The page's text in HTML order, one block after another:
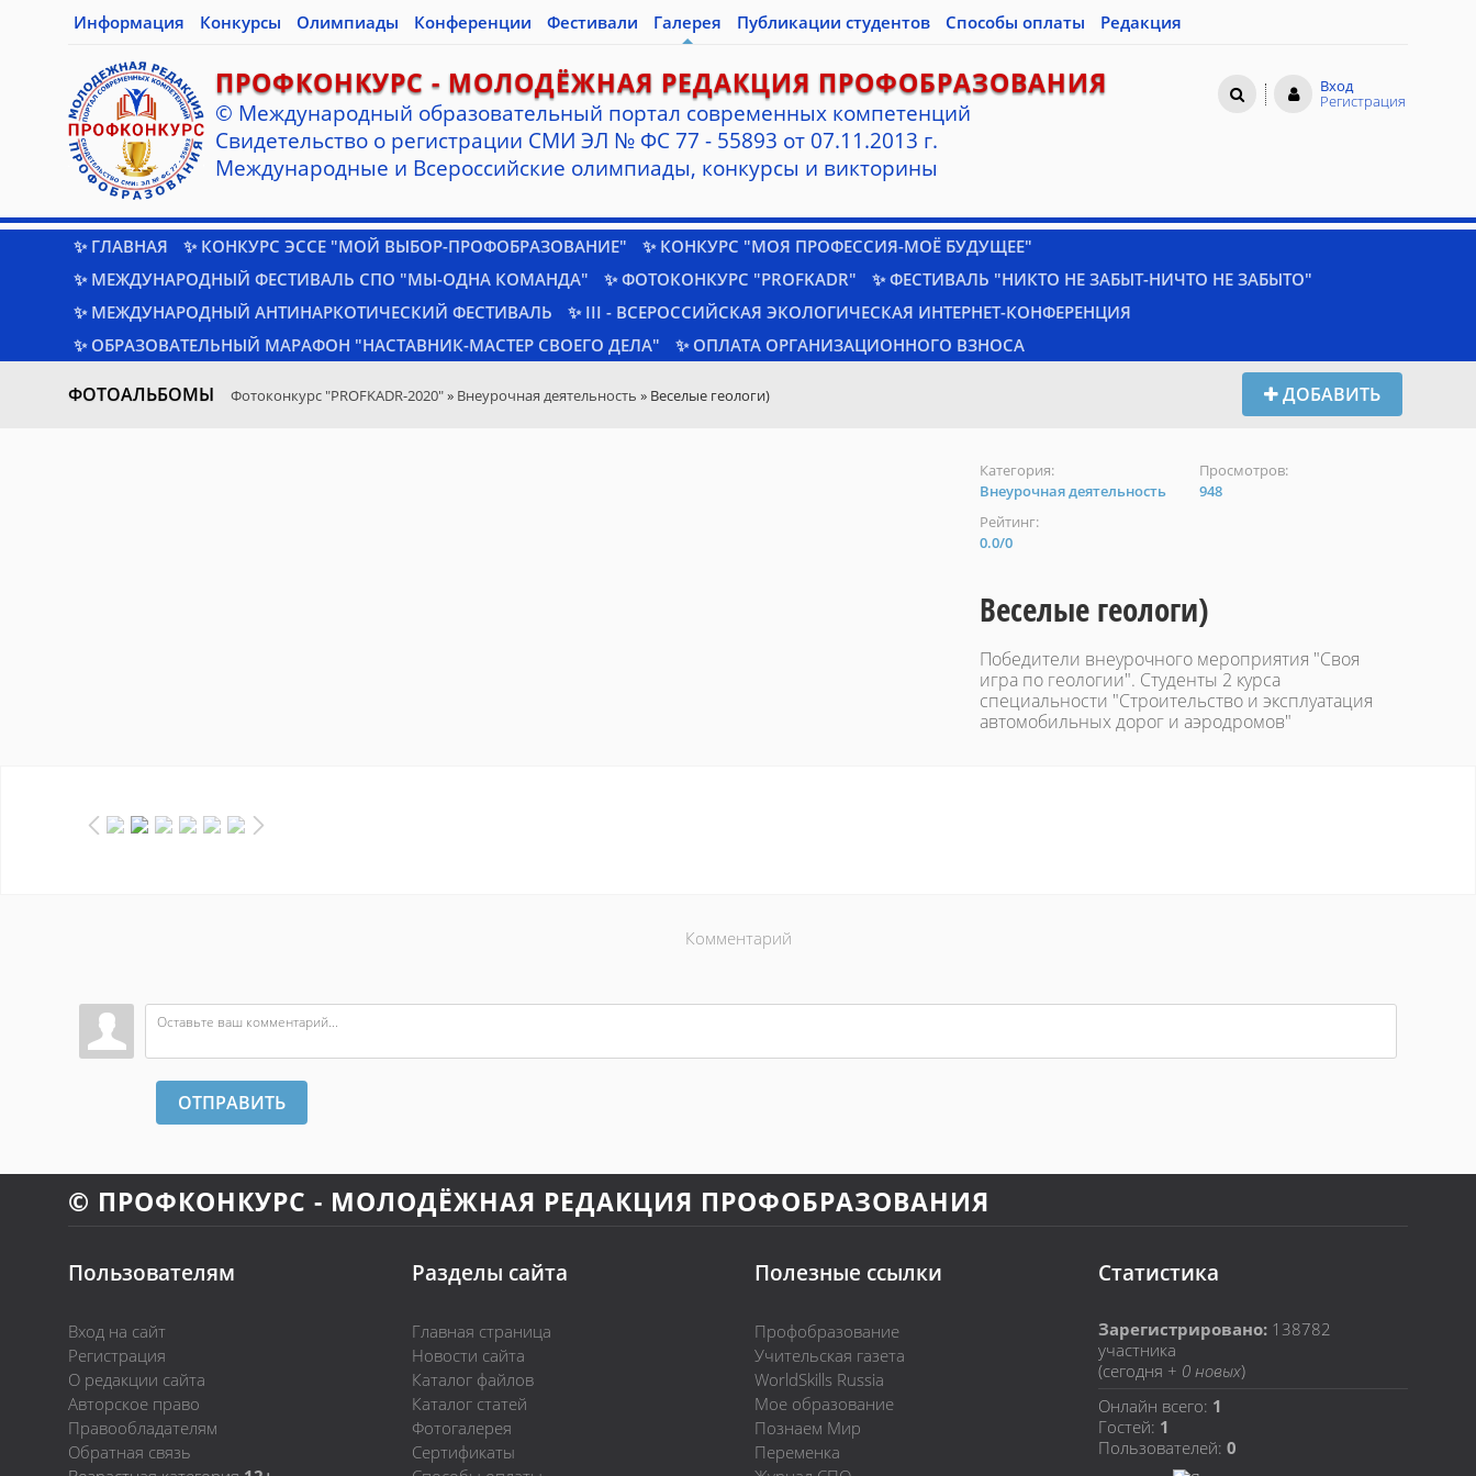
Информация Конкурсы Олимпиады Конференции Фестивали Галерея Публикации студентов Способы оплаты Редакция
ПРОФКОНКУРС - МОЛОДЁЖНАЯ РЕДАКЦИЯ ПРОФОБРАЗОВАНИЯ
© Международный образовательный портал современных компетенций
Cвидетельство о регистрации СМИ ЭЛ № ФС 77 - 55893 от 07.11.2013 г.
Международные и Всероссийские олимпиады, конкурсы и викторины
Вход
Регистрация
✨ ГЛАВНАЯ ✨ КОНКУРС ЭССЕ "МОЙ ВЫБОР-ПРОФОБРАЗОВАНИЕ"
✨ КОНКУРС "МОЯ ПРОФЕССИЯ-МОЁ БУДУЩЕЕ"
✨ МЕЖДУНАРОДНЫЙ ФЕСТИВАЛЬ СПО "МЫ-ОДНА КОМАНДА"
✨ ФОТОКОНКУРС "PROFKADR"
✨ ФЕСТИВАЛЬ "НИКТО НЕ ЗАБЫТ-НИЧТО НЕ ЗАБЫТО"
✨ МЕЖДУНАРОДНЫЙ АНТИНАРКОТИЧЕСКИЙ ФЕСТИВАЛЬ
✨ III - ВСЕРОССИЙСКАЯ ЭКОЛОГИЧЕСКАЯ ИНТЕРНЕТ-КОНФЕРЕНЦИЯ
✨ ОБРАЗОВАТЕЛЬНЫЙ МАРАФОН "НАСТАВНИК-МАСТЕР СВОЕГО ДЕЛА"
✨ ОПЛАТА ОРГАНИЗАЦИОННОГО ВЗНОСА
ФОТОАЛЬБОМЫ Фотоконкурс "PROFKADR-2020"» Внеурочная деятельность » Веселые геологи) ДОБАВИТЬ
Категория:
Внеурочная деятельность
Просмотров:
948
Рейтинг:
0.0/0
Веселые геологи)
Победители внеурочного мероприятия "Своя
игра по геологии". Студенты 2 курса
специальности "Строительство и эксплуатация
автомобильных дорог и аэродромов"
Комментарий
ОТПРАВИТЬ
© ПРОФКОНКУРС - МОЛОДЁЖНАЯ РЕДАКЦИЯ ПРОФОБРАЗОВАНИЯ
Пользователям
Вход на сайт
Регистрация
О редакции сайта
Авторское право
Правообладателям
Обратная связь
Разделы сайта
Главная страница
Новости сайта
Каталог файлов
Каталог статей
Фотогалерея
Сертификаты
Полезные ссылки
Профобразование
Учительская газета
WorldSkills Russia
Мое образование
Познаем Мир
Переменка
Статистика
Зарегистрировано: 138782
участника
(сегодня + 0 новых)
Онлайн всего: 1
Гостей: 1
Пользователей: 0